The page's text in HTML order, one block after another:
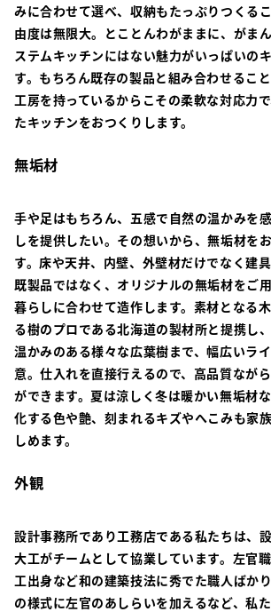
みに合わせて選べ、収納もたっぷりつくる
由度は無限大。とことんわがままに、がま
ステムキッチンにはない魅力がいっぱいの
す。もちろん既存の製品と組み合わせるこ
工房を持っているからこその柔軟な対応力
たキッチンをおつくりします。
無垢材
手や足はもちろん、五感で自然の温かみを
しを提供したい。その想いから、無垢材を
す。床や天井、内壁、外壁材だけでなく建
既製品ではなく、オリジナルの無垢材をご
暮らしに合わせて造作します。素材となる
る樹のプロである北海道の製材所と提携し
温かみのある様々な広葉樹まで、幅広いラ
意。仕入れを直接行えるので、高品質なが
ができます。夏は涼しく冬は暖かい無垢材
化する色や艶、刻まれるキズやへこみも家
しめます。
外観
設計事務所であり工務店である私たちは、
大工がチームとして協業しています。左官
工出身など和の建築技法に秀でた職人ばか
の様式に左官のあしらいを加えるなど、私